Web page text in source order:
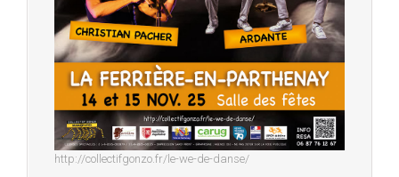
http://collectifgonzo.fr/le-we-de-danse/